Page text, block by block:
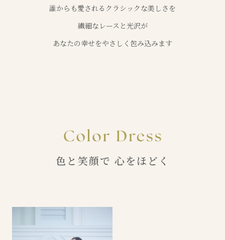
誰からも愛されるクラシックな美しさを
繊細なレースと光沢が
あなたの幸せをやさしく包み込みます
色と笑顔で 心をほどく